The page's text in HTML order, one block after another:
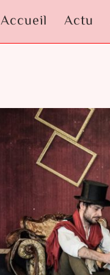
Accueil Actu